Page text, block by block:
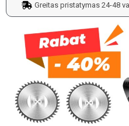
Greitas pristatymas 24-48